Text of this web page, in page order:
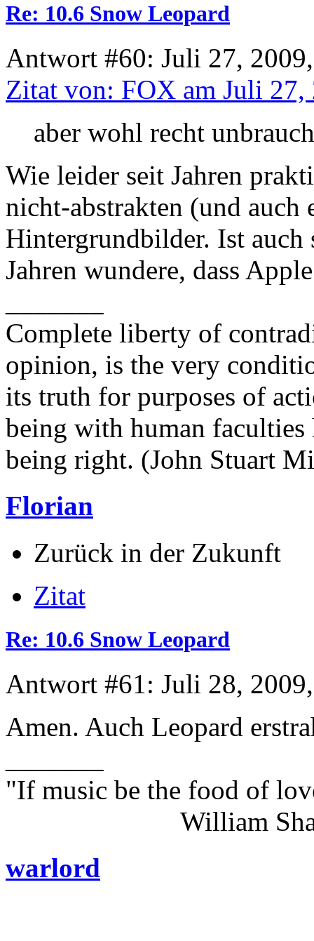
Re: 10.6 Snow Leopard
Antwort #60: Juli 27,
Zitat von: FOX am Juli 27,
aber wohl recht
Wie leider seit Jahren
nicht-abstrakten (und auch
Hintergrundbilder. Ist auch
Jahren wundere, dass
Complete liberty of
opinion, is the very
its truth for purposes of
being with human faculties
being right. (John Stuart
Florian
Zurück in der Zukunft
Zitat
Re: 10.6 Snow Leopard
Antwort #61: Juli 28,
Amen. Auch Leopard
"If music be the food of
William
warlord